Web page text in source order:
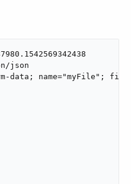
json
data; name="myFile";